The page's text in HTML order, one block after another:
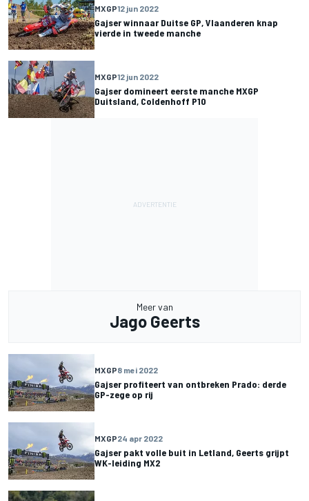
MXGP12 jun 2022
Gajser winnaar Duitse GP, Vlaanderen knap
vierde in tweede manche
MXGP12 jun 2022
Gajser domineert eerste manche MXGP
Duitsland, Coldenhoff P10
Meer van
Jago Geerts
MXGP8 mei 2022
Gajser profiteert van ontbreken Prado: derde
GP-zege op rij
MXGP24 apr 2022
Gajser pakt volle buit in Letland, Geerts grijpt
WK-leiding MX2